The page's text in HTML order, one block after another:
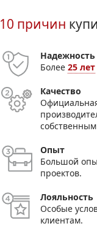
10 причин
Надежность
Более25 лет
Качество
Опыт
Большой
проектов.
Лояльность
Особые
клиентам.